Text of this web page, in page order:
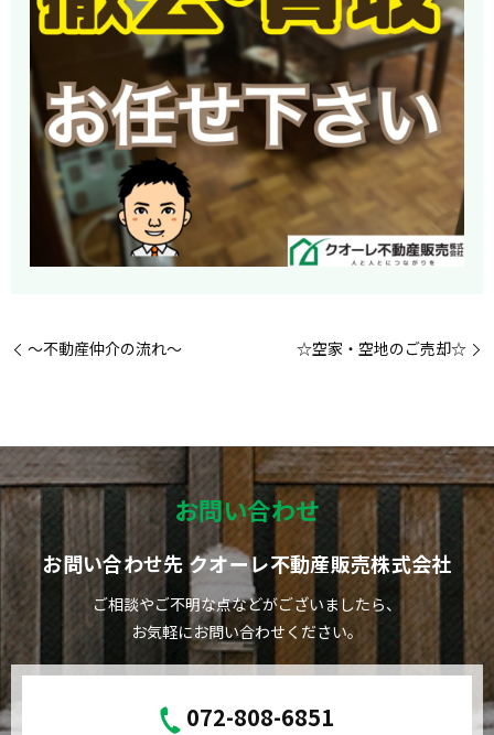
～不動産仲介の流れ～ ☆空家・空地のご売却☆
お問い合わせ
お問い合わせ先 クオーレ不動産販売株式会社
ご相談やご不明な点などがございましたら、
お気軽にお問い合わせください。
072-808-6851